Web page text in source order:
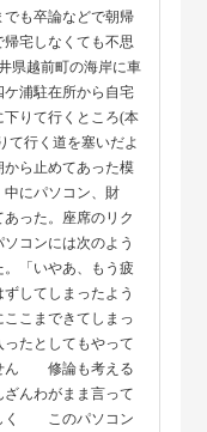
も卒論などで朝帰
宅しなくても不思
県越前町の海岸に車
浦駐在所から自宅
りて行くところ(本
て行く道を塞いだよ
から止めてあった模
にパソコン、財
った。座席のリク
コンには次のよう
「いやあ、もう疲
してしまったよう
こまできてしまっ
たとしてもやって
ん 修論も考える
んわがまま言って
く このパソコン